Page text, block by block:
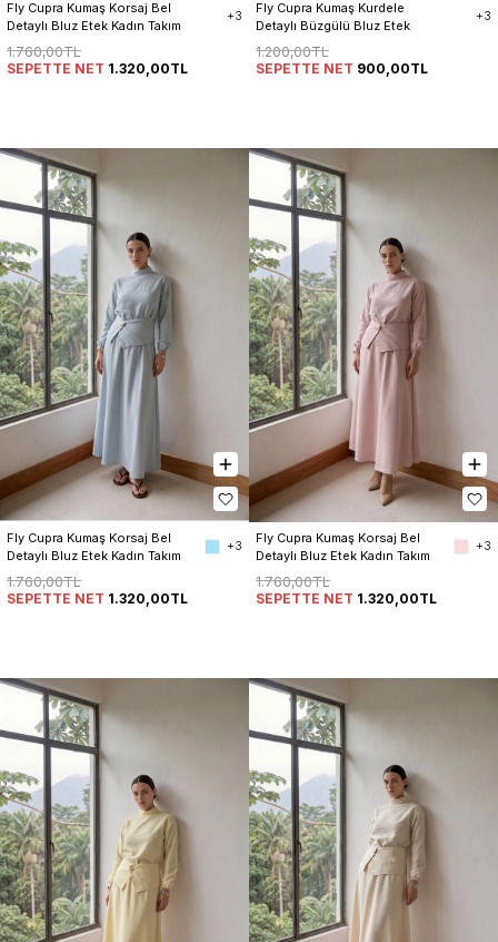
Fly Cupra Kumaş Korsaj Bel
Detaylı Bluz Etek Kadın Takım
+3
1.760,00TL
SEPETTE NET 1.320,00TL
Fly Cupra Kumaş Kurdele
Detaylı Büzgülü Bluz Etek
+3
1.200,00TL
SEPETTE NET 900,00TL
Fly Cupra Kumaş Korsaj Bel
Detaylı Bluz Etek Kadın Takım
+3
1.760,00TL
SEPETTE NET 1.320,00TL
Fly Cupra Kumaş Korsaj Bel
Detaylı Bluz Etek Kadın Takım
+3
1.760,00TL
SEPETTE NET 1.320,00TL